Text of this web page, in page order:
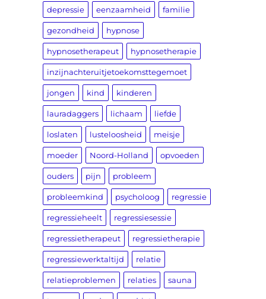
depressie eenzaamheid familie
gezondheid hypnose
hypnosetherapeut hypnosetherapie
inzijnachteruitjetoekomsttegemoet
jongen kind kinderen
lauradaggers lichaam liefde
loslaten lusteloosheid meisje
moeder Noord-Holland opvoeden
ouders pijn probleem
probleemkind psycholoog regressie
regressieheelt regressiesessie
regressietherapeut regressietherapie
regressiewerktaltijd relatie
relatieproblemen relaties sauna